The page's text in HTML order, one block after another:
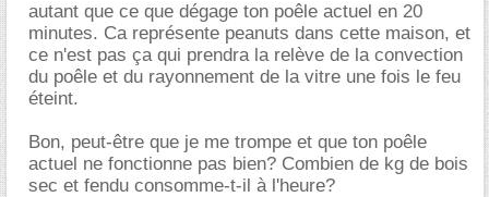
autant que ce que dégage ton poêle actuel en 20
minutes. Ca représente peanuts dans cette maison, et
ce n'est pas ça qui prendra la relève de la convection
du poêle et du rayonnement de la vitre une fois le feu
éteint.
Bon, peut-être que je me trompe et que ton poêle
actuel ne fonctionne pas bien? Combien de kg de bois
sec et fendu consomme-t-il à l'heure?